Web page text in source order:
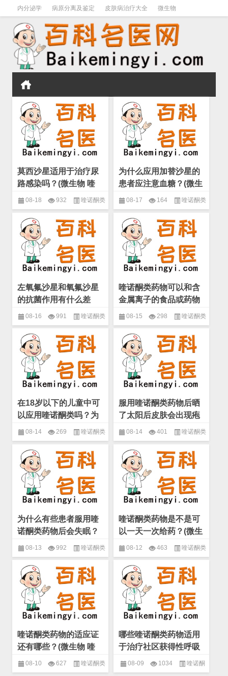
内分泌学 病原分离及鉴定 皮肤病治疗大全 微生物
皮肤病学 男科学 血液病学 心血管 口腔医学 禁戒毒品
莫西沙星适用于治疗尿
路感染吗？(微生物 喹
诺酮类药物)
08-18 932 喹诺酮类
药物,微生物 抗生素的分类和名
称
为什么应用加替沙星的
患者应注意血糖？(微生
物 喹诺酮类药物)
08-17 164 喹诺酮类
药物,微生物 抗生素的分类和名
称
左氧氟沙星和氧氟沙星
的抗菌作用有什么差
异？(微生物 喹诺酮类
药物)
08-16 991 喹诺酮类
药物,微生物 抗生素的分类和名
称
喹诺酮类药物可以和含
金属离子的食品或药物
合用吗？(微生物 喹诺
酮类药物)
08-15 298 喹诺酮类
药物,微生物 抗生素的分类和名
称
在18岁以下的儿童中可
以应用喹诺酮类吗？为
什么？(微生物 喹诺酮
类药物)
08-14 269 喹诺酮类
药物,微生物 抗生素的分类和名
称
服用喹诺酮类药物后晒
了太阳后皮肤会出现疱
疹？(微生物 喹诺酮类
药物)
08-14 401 喹诺酮类
药物,微生物 抗生素的分类和名
称
为什么有些患者服用喹
诺酮类药物后会失眠？
(微生物 喹诺酮类药物)
08-13 992 喹诺酮类
药物,微生物 抗生素的分类和名
称
喹诺酮类药物是不是可
以一天一次给药？(微生
物 喹诺酮类药物)
08-12 463 喹诺酮类
药物,微生物 抗生素的分类和名
称
喹诺酮类药物的适应证
还有哪些？(微生物 喹
诺酮类药物)
08-10 627 喹诺酮类
哪些喹诺酮类药物适用
于治疗社区获得性呼吸
道感染？(微生物 喹诺
酮类药物)
08-09 1034 喹诺酮